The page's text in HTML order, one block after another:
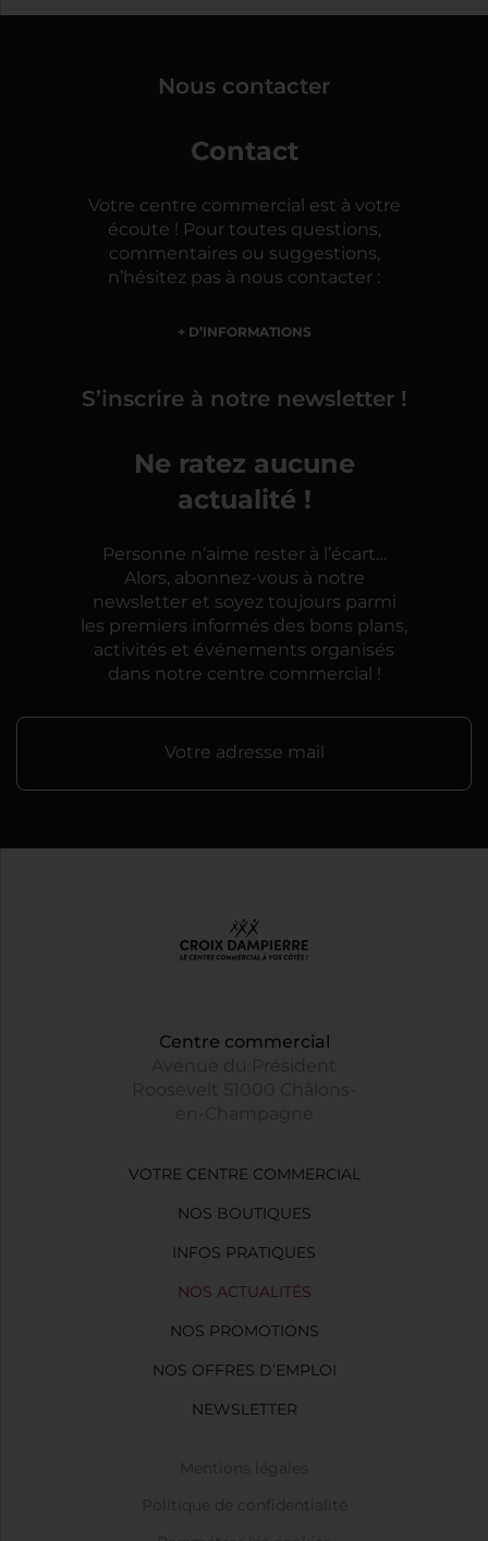
Nous contacter
Contact
Votre centre commercial est à votre
écoute ! Pour toutes questions,
commentaires ou suggestions,
n’hésitez pas à nous contacter :
+ D’INFORMATIONS
S’inscrire à notre newsletter !
Ne ratez aucune
actualité !
Personne n’aime rester à l’écart…
Alors, abonnez-vous à notre
newsletter et soyez toujours parmi
les premiers informés des bons plans,
activités et événements organisés
dans notre centre commercial !
Votre adresse mail
Centre commercial
VOTRE CENTRE COMMERCIAL
NOS BOUTIQUES
INFOS PRATIQUES
NOS ACTUALITÉS
NOS PROMOTIONS
NOS OFFRES D’EMPLOI
NEWSLETTER